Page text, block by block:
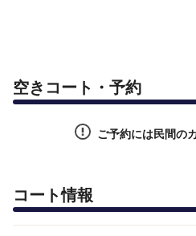
空きコート・予約
ご予約には民間の
コート情報